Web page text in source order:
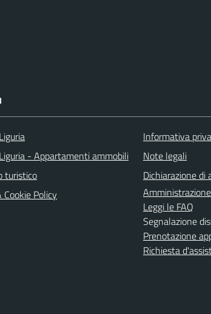
- Appartamenti ammobili
turistico
Cookie Policy
Informativa
Note legali
Dichiarazione di
Leggi le FAQ
Segnalazione
Prenotazione
Richiesta